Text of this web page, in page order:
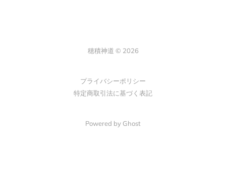
穂積神道 © 2026
プライバシーポリシー
特定商取引法に基づく表記
Powered by Ghost